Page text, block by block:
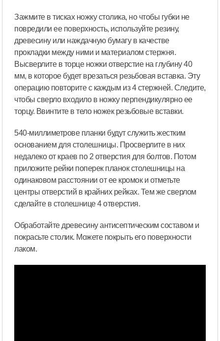
Зажмите в тисках ножку столика, но чтобы губки не
повредили ее поверхность, используйте резину,
древесину или наждачную бумагу в качестве
прокладки между ними и материалом стержня.
Высверлите в торце ножки отверстие на глубину 40
мм, в которое будет врезаться резьбовая вставка. Эту
операцию повторите с каждым из 4 стержней. Следите,
чтобы сверло входило в ножку перпендикулярно ее
торцу. Ввинтите в тело ножек резьбовые вставки.
540-миллиметрове планки будут служить жестким
основанием для столешницы. Просверлите в них
недалеко от краев по 2 отверстия для болтов. Потом
приложите рейки поперек планок столешницы на
одинаковом расстоянии от ее кромок и отметьте
центры отверстий в крайних рейках. Тем же сверлом
сделайте в столешнице 4 отверстия.
Обработайте древесину антисептическим составом и
покрасьте столик. Можете покрыть его поверхности
лаком.